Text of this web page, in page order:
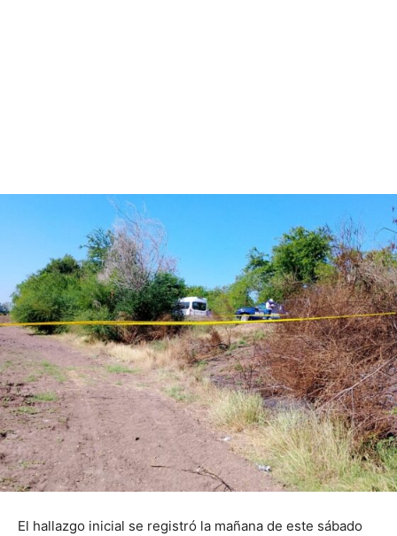
El hallazgo inicial se registró la mañana de este sábado